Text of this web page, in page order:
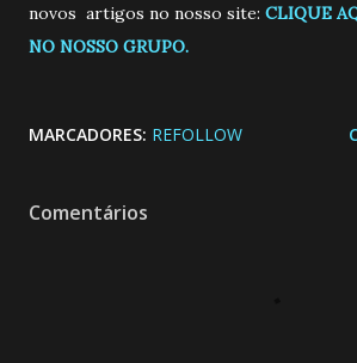
novos artigos no nosso site: CLIQUE
NO NOSSO GRUPO.
MARCADORES: REFOLLOW
Comentários